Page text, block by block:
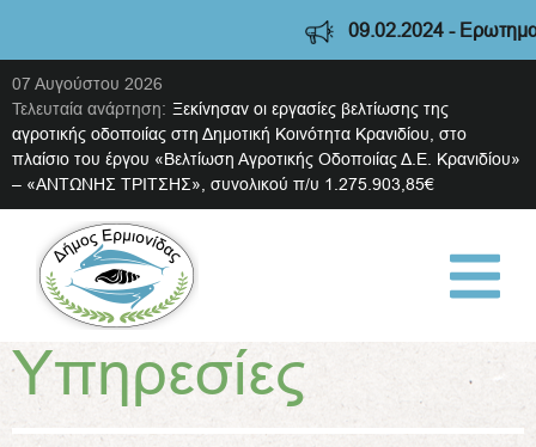
09.02.2024 -
07 Αυγούστου 2026
Τελευταία ανάρτηση: Ξεκίνησαν οι εργασίες βελτίωσης της
αγροτικής οδοποιίας στη Δημοτική Κοινότητα Κρανιδίου, στο
πλαίσιο του έργου «Βελτίωση Αγροτικής Οδοποιίας Δ.Ε. Κρανιδίου»
– «ΑΝΤΩΝΗΣ ΤΡΙΤΣΗΣ», συνολικού π/υ 1.275.903,85€
Υπηρεσίες